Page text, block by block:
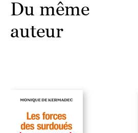
Du même
auteur